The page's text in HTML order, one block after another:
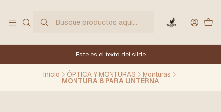
Este es el texto del slide
Inicio ÓPTICA Y MONTURAS Monturas
MONTURA 8 PARA LINTERNA